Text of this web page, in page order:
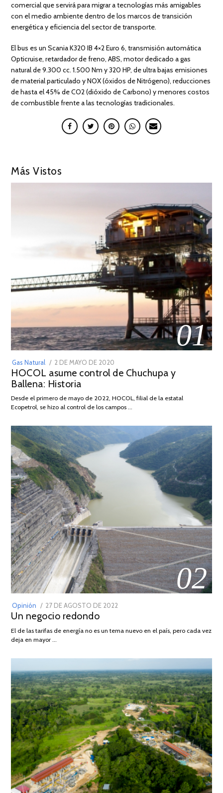
comercial que servirá para migrar a tecnologías más amigables
con el medio ambiente dentro de los marcos de transición
energética y eficiencia del sector de transporte.
El bus es un Scania K320 IB 4×2 Euro 6, transmisión automática
Opticruise, retardador de freno, ABS, motor dedicado a gas
natural de 9.300 cc. 1.500 Nm y 320 HP, de ultra bajas emisiones
de material particulado y NOX (óxidos de Nitrógeno), reducciones
de hasta el 45% de CO2 (dióxido de Carbono) y menores costos
de combustible frente a las tecnologías tradicionales.
Más Vistos
01
Gas Natural
POSTED
ON
2 DE MAYO DE 2020
DE
2026
HOCOL asume control de Chuchupa y
Ballena: Historia
Desde el primero de mayo de 2022, HOCOL, filial de la estatal
Ecopetrol, se hizo al control de los campos …
02
Opinión
POSTED
ON
27 DE AGOSTO DE 2022
DE
Un negocio redondo
El de las tarifas de energía no es un tema nuevo en el país, pero cada vez
deja en mayor …